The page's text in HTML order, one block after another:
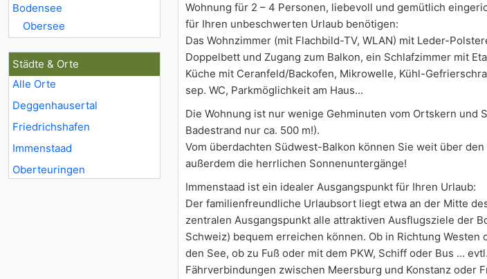
Bodensee
Obersee
Städte & Orte
Alle Orte
Deggenhausertal
Friedrichshafen
Immenstaad
Oberteuringen
Wohnung für 2 – 4 Personen, liebevoll und gemütlich
für Ihren unbeschwerten Urlaub benötigen:
Das Wohnzimmer (mit Flachbild-TV, WLAN) mit Leder-
Doppelbett und Zugang zum Balkon, ein Schlafzimmer mit
Küche mit Ceranfeld/Backofen, Mikrowelle, Kühl-
sep. WC, Parkmöglichkeit am Haus...
Die Wohnung ist nur wenige Gehminuten vom Ortskern und
Badestrand nur ca. 500 m!).
Vom überdachten Südwest-Balkon können Sie weit über
außerdem die herrlichen Sonnenuntergänge!
Immenstaad ist ein idealer Ausgangspunkt für Ihren Urlaub:
Der familienfreundliche Urlaubsort liegt etwa an der Mitte
zentralen Ausgangspunkt alle attraktiven Ausflugsziele der
Schweiz) bequem erreichen können. Ob in Richtung
den See, ob zu Fuß oder mit dem PKW, Schiff oder Bus …
Fährverbindungen zwischen Meersburg und Konstanz oder